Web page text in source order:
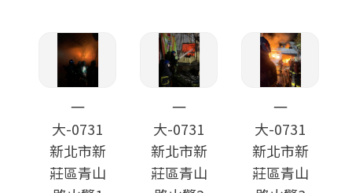
一
大-0731
新北市新
莊區青山
一
大-0731
新北市新
莊區青山
一
大-0731
新北市新
莊區青山